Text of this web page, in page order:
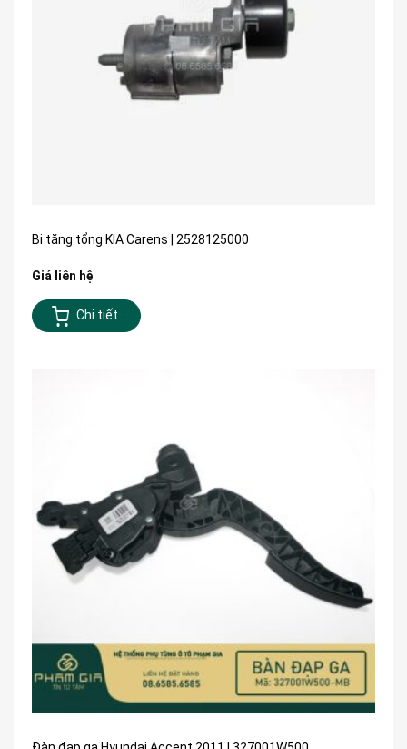
Bi tăng tổng KIA Carens | 2528125000
Giá liên hệ
Chi tiết